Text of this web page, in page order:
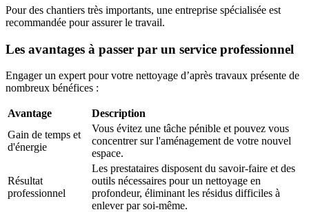
Pour des chantiers très importants, une entreprise spécialisée est
recommandée pour assurer le travail.
Les avantages à passer par un service professionnel
Engager un expert pour votre nettoyage d’après travaux présente de
nombreux bénéfices :
Avantage
Description
Gain de temps et
d'énergie
Vous évitez une tâche pénible et pouvez vous
concentrer sur l'aménagement de votre nouvel
espace.
Résultat
professionnel
Les prestataires disposent du savoir-faire et des
outils nécessaires pour un nettoyage en
profondeur, éliminant les résidus difficiles à
enlever par soi-même.